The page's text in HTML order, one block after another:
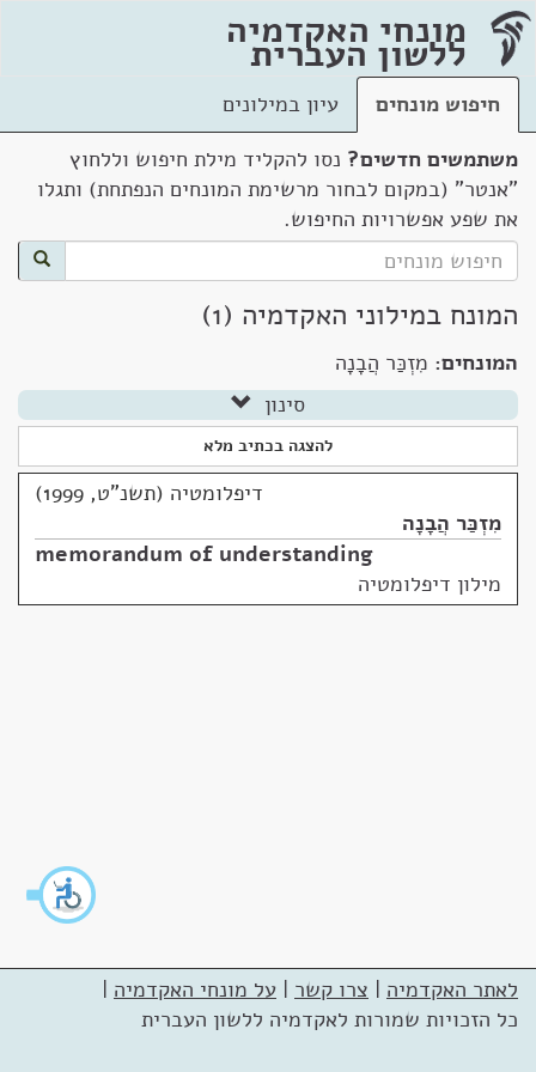
מונחי האקדמיה
ללשון העברית
חיפוש מונחים
עיון במילונים
משתמשים חדשים? נסו להקליד מילת חיפוש וללחוץ
"אנטר" (במקום לבחור מרשימת המונחים הנפתחת) ותגלו
את שפע אפשרויות החיפוש.
המונח במילוני האקדמיה (1)
המונחים: מִזְכַּר הֲבָנָה
סינון
להצגה בכתיב מלא
דיפלומטיה (תשנ"ט, 1999)
מִזְכַּר הֲבָנָה
memorandum of understanding
מילון דיפלומטיה
לאתר האקדמיה | צרו קשר | על מונחי האקדמיה |
כל הזכויות שמורות לאקדמיה ללשון העברית